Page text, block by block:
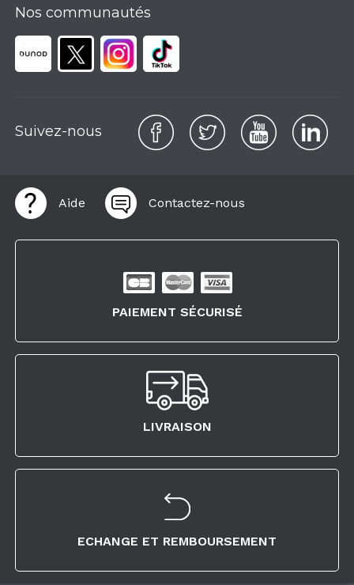
Nos communautés
Suivez-nous
Aide Contactez-nous
PAIEMENT SÉCURISÉ
LIVRAISON
ECHANGE ET REMBOURSEMENT